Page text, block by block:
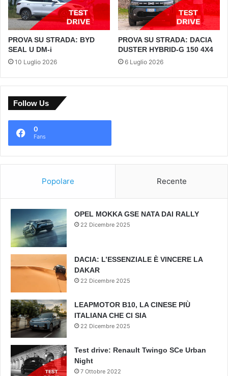
PROVA SU STRADA: BYD
SEAL U DM-i
10 Luglio 2026
PROVA SU STRADA: DACIA
DUSTER HYBRID-G 150 4X4
6 Luglio 2026
Follow Us
0
Fans
Popolare Recente
OPEL MOKKA GSE NATA DAI RALLY
22 Dicembre 2025
DACIA: L’ESSENZIALE È VINCERE LA
DAKAR
22 Dicembre 2025
LEAPMOTOR B10, LA CINESE PIÙ
ITALIANA CHE CI SIA
22 Dicembre 2025
Test drive: Renault Twingo SCe Urban
Night
7 Ottobre 2022